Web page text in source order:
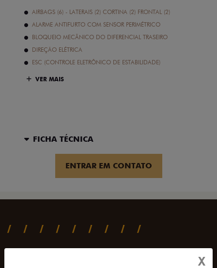
AIRBAGS (6) - LATERAIS (2) CORTINA (2) FRONTAL (2)
ALARME ANTIFURTO COM SENSOR PERIMÉTRICO
BLOQUEIO MECÂNICO DO DIFERENCIAL TRASEIRO
DIREÇÃO ELÉTRICA
ESC (CONTROLE ELETRÔNICO DE ESTABILIDADE)
VER MAIS
FICHA TÉCNICA
ENTRAR EM CONTATO
X